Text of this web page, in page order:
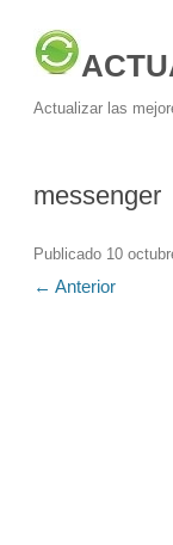
Actualizar las
messenger
Publicado 10
← Anterior